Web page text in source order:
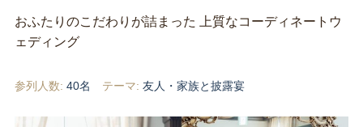
おふたりのこだわりが詰まった 上質なコーディネートウ
ェディング
参列人数: 40名 テーマ: 友人・家族と披露宴